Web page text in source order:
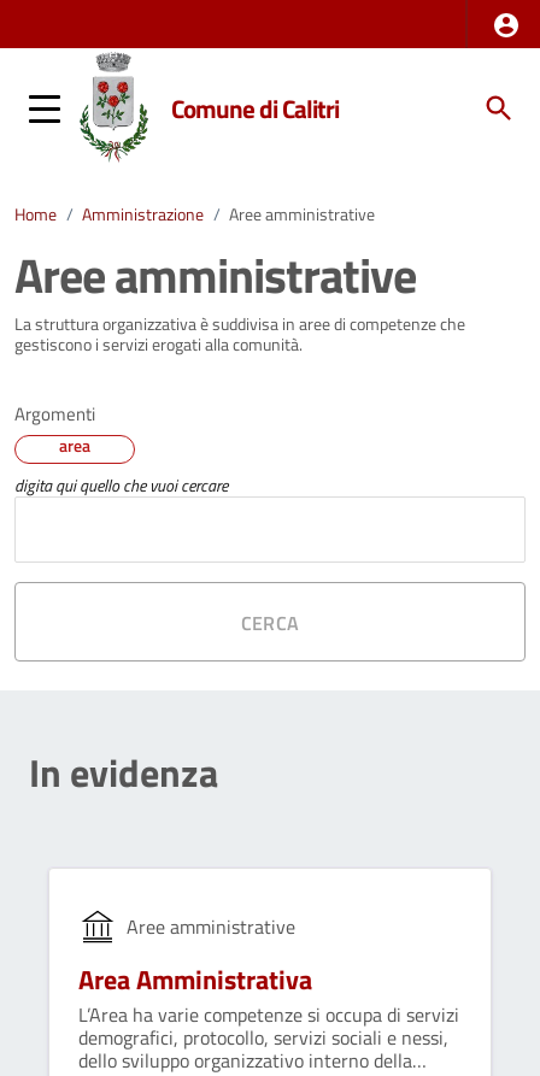
Comune di Calitri
Home / Amministrazione / Aree amministrative
Aree amministrative
La struttura organizzativa è suddivisa in aree di competenze che
gestiscono i servizi erogati alla comunità.
Argomenti
area
digita qui quello che vuoi cercare
CERCA
In evidenza
Aree amministrative
Area Amministrativa
L’Area ha varie competenze si occupa di servizi
demografici, protocollo, servizi sociali e nessi,
dello sviluppo organizzativo interno della